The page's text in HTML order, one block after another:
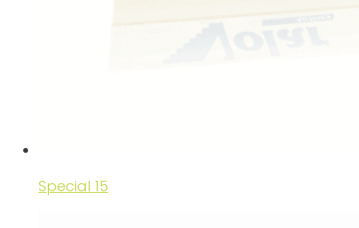
Special 15